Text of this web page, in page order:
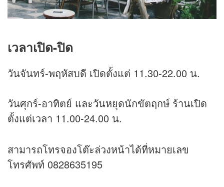
เวลาเปิด-ปิด
วันจันทร์-พฤหัสบดี เปิดตั้งแต่ 11.30-22.00 น.
วันศุกร์-อาทิตย์ และวันหยุดนักขัตฤกษ์ ร้านเปิด
ตั้งแต่เวลา 11.00-24.00 น.
สามารถโทรจองโต๊ะล่วงหน้าได้ที่หมายเลข
โทรศัพท์ 0828635195